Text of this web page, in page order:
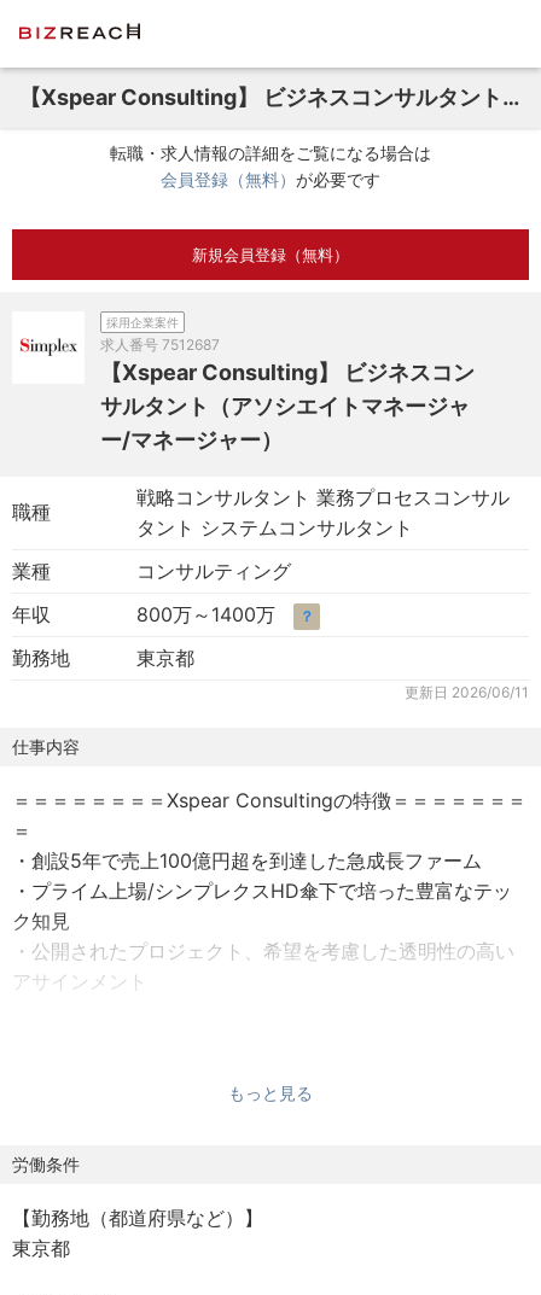
【Xspear Consulting】 ビジネスコンサルタント（アソシエイトマネージャー/マネージャー）
転職・求人情報の詳細をご覧になる場合は
会員登録（無料） が必要です
新規会員登録（無料）
採用企業案件
求人番号 7512687
【Xspear Consulting】 ビジネスコン
サルタント（アソシエイトマネージャ
ー/マネージャー）
職種
戦略コンサルタント 業務プロセスコンサル
タント システムコンサルタント
業種
コンサルティング
年収
800万～1400万 ？
勤務地 東京都
更新日 2026/06/11
仕事内容
＝＝＝＝＝＝＝＝Xspear Consultingの特徴＝＝＝＝＝＝＝
＝
・創設5年で売上100億円超を到達した急成長ファーム
・プライム上場/シンプレクスHD傘下で培った豊富なテッ
ク知見
・公開されたプロジェクト、希望を考慮した透明性の高い
アサインメント
・ビジネスコンサルタント(アソシエイトマネージャー/マネ
・多様な業界のお客様に対して、先端技術活用による新規
ビジネス創出支援や全社戦略策定支援、戦略実現に向けた
もっと見る
労働条件
【勤務地（都道府県など）】
東京都